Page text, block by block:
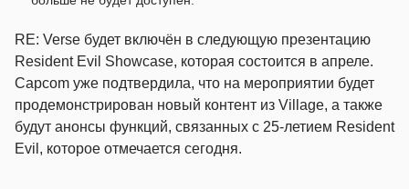
RE: Verse будет включён в следующую презентацию
Resident Evil Showcase, которая состоится в апреле.
Capcom уже подтвердила, что на мероприятии будет
продемонстрирован новый контент из Village, а также
будут анонсы функций, связанных с 25-летием Resident
Evil, которое отмечается сегодня.